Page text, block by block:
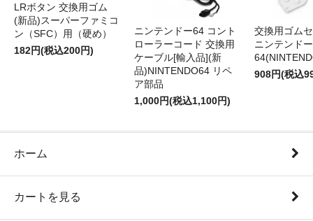
LRボタン 交換用ゴム
(新品)スーパーファミコ
ン（SFC）用（硬め）
182円(税込200円)
ニンテンドー64 コント
ローラーコード 交換用
ケーブル[輸入品](新
品)NINTENDO64 リペ
ア部品
1,000円(税込1,100円)
交換用ゴム
ニンテンドー
908円(税込
ホーム
カートを見る